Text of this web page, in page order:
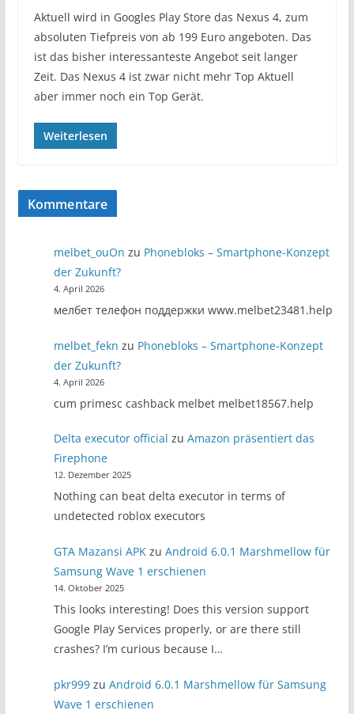
Aktuell wird in Googles Play Store das Nexus 4, zum
absoluten Tiefpreis von ab 199 Euro angeboten. Das
ist das bisher interessanteste Angebot seit langer
Zeit. Das Nexus 4 ist zwar nicht mehr Top Aktuell
aber immer noch ein Top Gerät.
Weiterlesen
Kommentare
melbet_ouOn zu Phonebloks – Smartphone-Konzept
der Zukunft?
4. April 2026
мелбет телефон поддержки www.melbet23481.help
melbet_fekn zu Phonebloks – Smartphone-Konzept
der Zukunft?
4. April 2026
cum primesc cashback melbet melbet18567.help
Delta executor official zuAmazon präsentiert das
Firephone
12. Dezember 2025
Nothing can beat delta executor in terms of
undetected roblox executors
GTA Mazansi APK zuAndroid 6.0.1 Marshmellow für
Samsung Wave 1 erschienen
14. Oktober 2025
This looks interesting! Does this version support
Google Play Services properly, or are there still
crashes? I’m curious because I…
pkr999 zuAndroid 6.0.1 Marshmellow für Samsung
Wave 1 erschienen